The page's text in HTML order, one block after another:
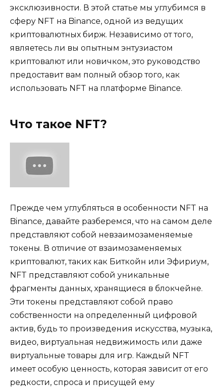
эксклюзивности. В этой статье мы углубимся в
сферу NFT на Binance, одной из ведущих
криптовалютных бирж. Независимо от того,
являетесь ли вы опытным энтузиастом
криптовалют или новичком, это руководство
предоставит вам полный обзор того, как
использовать NFT на платформе Binance.
Что такое NFT?
Прежде чем углубляться в особенности NFT на
Binance, давайте разберемся, что на самом деле
представляют собой невзаимозаменяемые
токены. В отличие от взаимозаменяемых
криптовалют, таких как Биткойн или Эфириум,
NFT представляют собой уникальные
фрагменты данных, хранящиеся в блокчейне.
Эти токены представляют собой право
собственности на определенный цифровой
актив, будь то произведения искусства, музыка,
видео, виртуальная недвижимость или даже
виртуальные товары для игр. Каждый NFT
имеет особую ценность, которая зависит от его
редкости, спроса и присущей ему